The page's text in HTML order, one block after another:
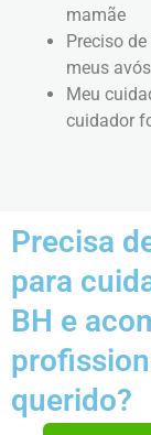
mamãe
Preciso
meus avós
Meu
cuidador
Precisa
para
BH e
querido?